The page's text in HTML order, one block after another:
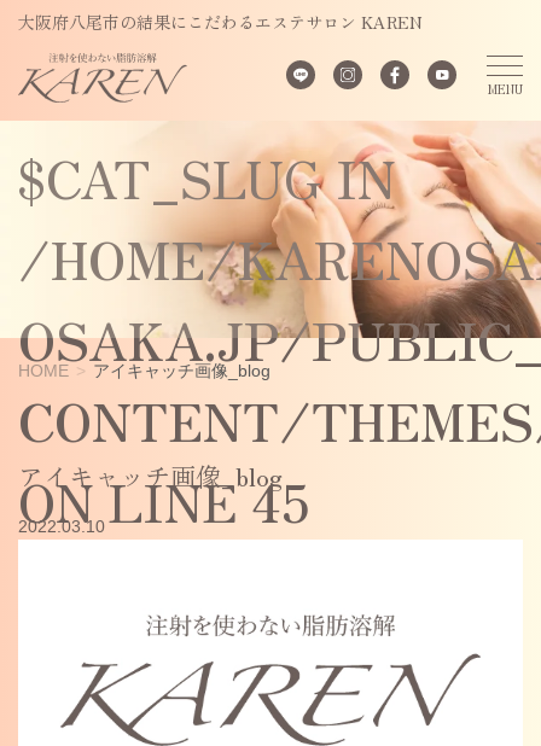
大阪府八尾市の結果にこだわるエステサロン KAREN
VARIABLE
$CAT_SLUG IN
/HOME/
OSAKA.JP/
CONTENT/
ON LINE45
content/themes/karen2023/single.phpon line
HOME アイキャッチ画像_blog
アイキャッチ画像_blog
2022.03.10